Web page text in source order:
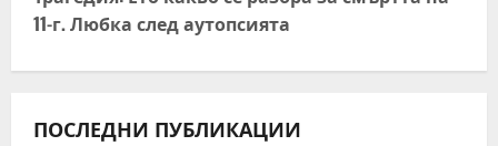
n
a
v
11-г. Любка след аутопсията
ПОСЛЕДНИ ПУБЛИКАЦИИ